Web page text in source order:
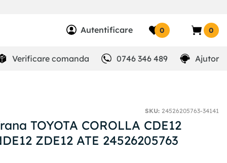
Autentificare 0 0
Verificare comanda 0746 346 489 Ajutor
SKU: 24526205763-34141
TOYOTA COROLLA CDE12
ZDE12 ATE 24526205763